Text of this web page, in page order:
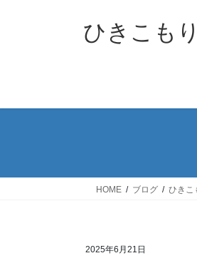
ス
ン
ひきこも
HOME ブログ ひきこ
2025年6月21日